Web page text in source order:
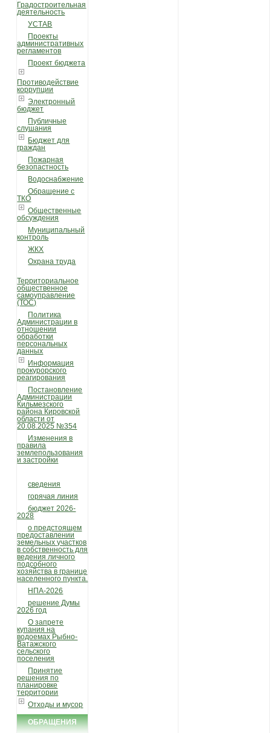
Градостроительная
деятельность
УСТАВ
Проекты
административных
регламентов
Проект бюджета
Противодействие
коррупции
Электронный
бюджет
Публичные
слушания
Бюджет для
граждан
Пожарная
безопастность
Водоснабжение
Обращение с
ТКО
Общественные
обсуждения
Муниципальный
контроль
ЖКХ
Охрана труда
Территориальное
общественное
самоуправление
(ТОС)
Политика
Администрации в
отношении
обработки
персональных
данных
Информация
прокурорского
реагирования
Постановление
Администрации
Кильмезского
района Кировской
области от
20.08.2025 №354
Изменения в
правила
землепользования
и застройки
сведения
горячая линия
бюджет 2026-
2028
о предстоящем
предоставлении
земельных участков
в собственность для
ведения личного
подсобного
хозяйства в границе
населенного пункта.
НПА-2026
решение Думы
2026 год
О запрете
купания на
водоемах Рыбно-
Ватажского
сельского
поселения
Принятие
решения по
планировке
территории
Отходы и мусор
ОБРАЩЕНИЯ